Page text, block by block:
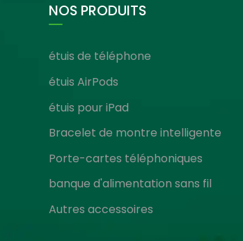
NOS PRODUITS
étuis de téléphone
étuis AirPods
étuis pour iPad
Bracelet de montre intelligente
Porte-cartes téléphoniques
banque d'alimentation sans fil
Autres accessoires